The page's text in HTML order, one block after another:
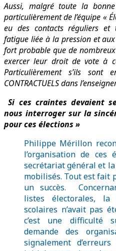
Aussi, malgré toute la
particulièrement de l’équipe «
eu des contacts réguliers
fatigue liée à la pression et
fort probable que de
exercer leur droit de vote à
Particulièrement s’ils
CONTRACTUELS dans
Si ces craintes devaient
nous interroger sur la
pour ces élections »
Philippe Mérillon
l’organisation de ces
secrétariat général et
mobilisés. Tout est fait
un succès.
listes électorales, la
scolaires n’avait pas
c’est une difficulté
demande des
signalement